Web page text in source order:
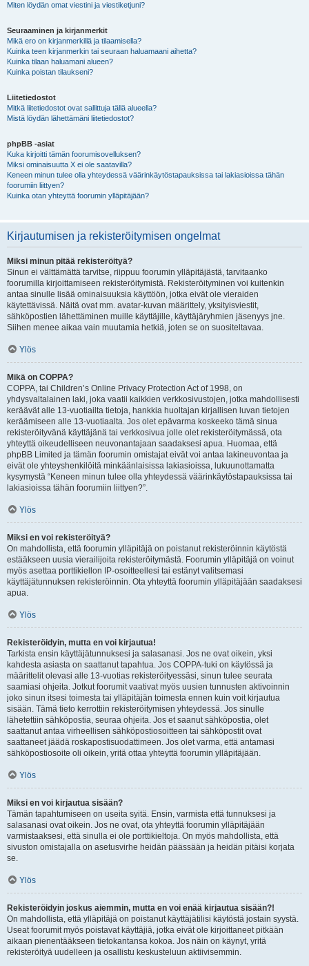
Miten löydän omat viestini ja viestiketjuni?
Seuraaminen ja kirjanmerkit
Mikä ero on kirjanmerkillä ja tilaamisella?
Kuinka teen kirjanmerkin tai seuraan haluamaani aihetta?
Kuinka tilaan haluamani alueen?
Kuinka poistan tilaukseni?
Liitetiedostot
Mitkä liitetiedostot ovat sallittuja tällä alueella?
Mistä löydän lähettämäni liitetiedostot?
phpBB -asiat
Kuka kirjoitti tämän foorumisovelluksen?
Miksi ominaisuutta X ei ole saatavilla?
Keneen minun tulee olla yhteydessä väärinkäytöstapauksissa tai lakiasioissa tähän
foorumiin liittyen?
Kuinka otan yhteyttä foorumin ylläpitäjään?
Kirjautumisen ja rekisteröitymisen ongelmat
Miksi minun pitää rekisteröityä?
Sinun ei välttämättä tarvitse, riippuu foorumin ylläpitäjästä, tarvitaanko
foorumilla kirjoittamiseen rekisteröitymistä. Rekisteröityminen voi kuitenkin
antaa sinulle lisää ominaisuuksia käyttöön, jotka eivät ole vieraiden
käytettävissä. Näitä ovat mm. avatar-kuvan määrittely, yksityisviestit,
sähköpostien lähettäminen muille käyttäjille, käyttäjäryhmien jäsenyys jne.
Siihen menee aikaa vain muutamia hetkiä, joten se on suositeltavaa.
Ylös
Mikä on COPPA?
COPPA, tai Children’s Online Privacy Protection Act of 1998, on
yhdysvaltalainen laki, joka vaatii kaikkien verkkosivustojen, jotka mahdollisesti
keräävät alle 13-vuotiailta tietoja, hankkia huoltajan kirjallisen luvan tietojen
keräämiseen alle 13-vuotiaalta. Jos olet epävarma koskeeko tämä sinua
rekisteröityvänä käyttäjänä tai verkkosivua jolle olet rekisteröitymässä, ota
yhteyttä oikeudelliseen neuvonantajaan saadaksesi apua. Huomaa, että
phpBB Limited ja tämän foorumin omistajat eivät voi antaa lakineuvontaa ja
eivät ole yhteyshenkilöitä minkäänlaisissa lakiasioissa, lukuunottamatta
kysymystä “Keneen minun tulee olla yhteydessä väärinkäytöstapauksissa tai
lakiasioissa tähän foorumiin liittyen?”.
Ylös
Miksi en voi rekisteröityä?
On mahdollista, että foorumin ylläpitäjä on poistanut rekisteröinnin käytöstä
estääkseen uusia vierailijoita rekisteröitymästä. Foorumin ylläpitäjä on voinut
myös asettaa porttikiellon IP-osoitteellesi tai estänyt valitsemasi
käyttäjätunnuksen rekisteröinnin. Ota yhteyttä foorumin ylläpitäjään saadaksesi
apua.
Ylös
Rekisteröidyin, mutta en voi kirjautua!
Tarkista ensin käyttäjätunnuksesi ja salasanasi. Jos ne ovat oikein, yksi
kahdesta asiasta on saattanut tapahtua. Jos COPPA-tuki on käytössä ja
määrittelit olevasi alle 13-vuotias rekisteröityessäsi, sinun tulee seurata
saamiasi ohjeita. Jotkut foorumit vaativat myös uusien tunnusten aktivoinnin
joko sinun itsesi toimesta tai ylläpitäjän toimesta ennen kuin voit kirjautua
sisään. Tämä tieto kerrottiin rekisteröitymisen yhteydessä. Jos sinulle
lähetettiin sähköpostia, seuraa ohjeita. Jos et saanut sähköpostia, olet
saattanut antaa virheellisen sähköpostiosoitteen tai sähköpostit ovat
saattaneet jäädä roskapostisuodattimeen. Jos olet varma, että antamasi
sähköpostiosoite oli oikein, yritä ottaa yhteyttä foorumin ylläpitäjään.
Ylös
Miksi en voi kirjautua sisään?
Tämän tapahtumiseen on useita syitä. Ensin, varmista että tunnuksesi ja
salasanasi ovat oikein. Jos ne ovat, ota yhteyttä foorumin ylläpitäjään
varmistaaksesi, että sinulla ei ole porttikieltoja. On myös mahdollista, että
sivuston omistajalla on asetusvirhe heidän päässään ja heidän pitäisi korjata
se.
Ylös
Rekisteröidyin joskus aiemmin, mutta en voi enää kirjautua sisään?!
On mahdollista, että ylläpitäjä on poistanut käyttäjätilisi käytöstä jostain syystä.
Useat foorumit myös poistavat käyttäjiä, jotka eivät ole kirjoittaneet pitkään
aikaan pienentääkseen tietokantansa kokoa. Jos näin on käynyt, yritä
rekisteröityä uudelleen ja osallistu keskusteluun aktiivisemmin.